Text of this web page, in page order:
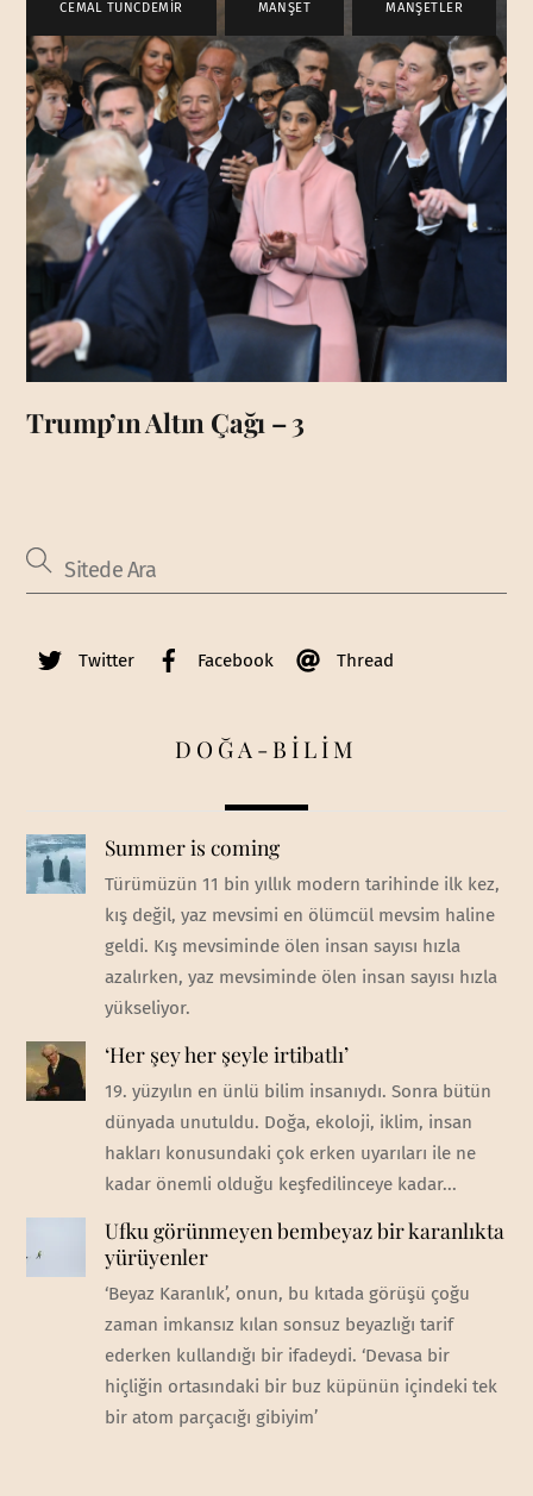
CEMAL TUNCDEMİR MANŞET MANŞETLER
Trump’ın Altın Çağı – 3
Twitter Facebook Thread
DOĞA-BİLİM
Summer is coming
Türümüzün 11 bin yıllık modern tarihinde ilk kez,
kış değil, yaz mevsimi en ölümcül mevsim haline
geldi. Kış mevsiminde ölen insan sayısı hızla
azalırken, yaz mevsiminde ölen insan sayısı hızla
yükseliyor.
‘Her şey her şeyle irtibatlı’
19. yüzyılın en ünlü bilim insanıydı. Sonra bütün
dünyada unutuldu. Doğa, ekoloji, iklim, insan
hakları konusundaki çok erken uyarıları ile ne
kadar önemli olduğu keşfedilinceye kadar...
Ufku görünmeyen bembeyaz bir karanlıkta
yürüyenler
‘Beyaz Karanlık’, onun, bu kıtada görüşü çoğu
zaman imkansız kılan sonsuz beyazlığı tarif
ederken kullandığı bir ifadeydi. ‘Devasa bir
hiçliğin ortasındaki bir buz küpünün içindeki tek
bir atom parçacığı gibiyim’